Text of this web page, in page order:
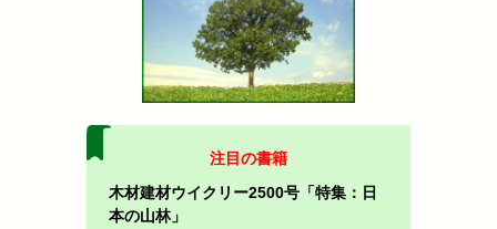
注目の書籍
木材建材ウイクリー2500号「特集：日
本の山林」